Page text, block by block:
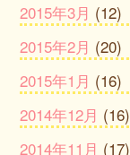
2015年3月 (12)
2015年2月 (20)
2015年1月 (16)
2014年12月 (16)
2014年11月 (17)